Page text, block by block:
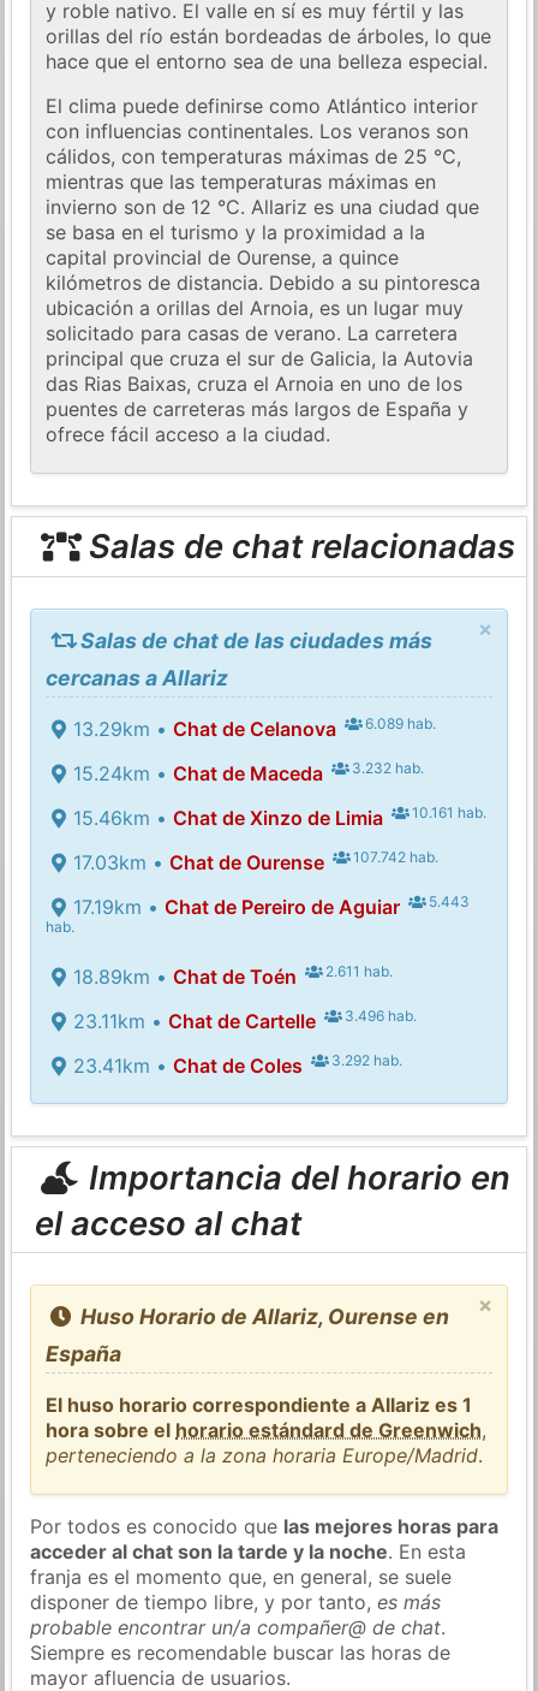
y roble nativo. El valle en sí es muy fértil y las
orillas del río están bordeadas de árboles, lo que
hace que el entorno sea de una belleza especial.
El clima puede definirse como Atlántico interior
con influencias continentales. Los veranos son
cálidos, con temperaturas máximas de 25 °C,
mientras que las temperaturas máximas en
invierno son de 12 °C. Allariz es una ciudad que
se basa en el turismo y la proximidad a la
capital provincial de Ourense, a quince
kilómetros de distancia. Debido a su pintoresca
ubicación a orillas del Arnoia, es un lugar muy
solicitado para casas de verano. La carretera
principal que cruza el sur de Galicia, la Autovia
das Rias Baixas, cruza el Arnoia en uno de los
puentes de carreteras más largos de España y
ofrece fácil acceso a la ciudad.
Salas de chat relacionadas
×
Salas de chat de las ciudades más
cercanas a Allariz
13.29km • Chat de Celanova 6.089 hab.
15.24km • Chat de Maceda 3.232 hab.
15.46km • Chat de Xinzo de Limia 10.161 hab.
17.03km • Chat de Ourense 107.742 hab.
17.19km • Chat de Pereiro de Aguiar
5.443
hab.
18.89km • Chat de Toén 2.611 hab.
23.11km • Chat de Cartelle 3.496 hab.
23.41km • Chat de Coles 3.292 hab.
Importancia del horario en
el acceso al chat
×
Huso Horario de Allariz, Ourense en
España
El huso horario correspondiente a Allariz es 1
hora sobre el horario estándard de Greenwich,
perteneciendo a la zona horaria Europe/Madrid.
Por todos es conocido que las mejores horas para
acceder al chat son la tarde y la noche. En esta
franja es el momento que, en general, se suele
disponer de tiempo libre, y por tanto,es más
probable encontrar un/a compañer@ de chat.
Siempre es recomendable buscar las horas de
mayor afluencia de usuarios.